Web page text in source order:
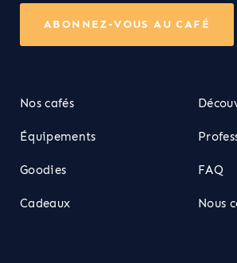
Nos cafés
Équipements
Goodies
Cadeaux
FAQ
Nous
ABONNEZ-VOUS AU CAFÉ